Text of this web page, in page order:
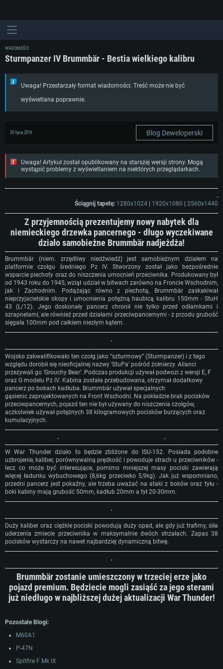
WIADOMOŚCI
Sturmpanzer IV Brummbär - Bestia wielkiego kalibru
Uwaga! Przestarzały format wiadomości. Treść może nie być
wyświetlana poprawnie.
20 lipca 2016 Blog Deweloperski
Uwaga! Artykuł został opublikowany na starszej wersji strony. Mogą
wystąpić problemy z wyświetlaniem na niektórych przeglądarkach.
Ściągnij tapetę: 1280x1024 1920x1080 2560x1440
Z przyjemnością prezentujemy nowy nabytek dla
niemieckiego drzewka pancernego - długo wyczekiwane
działo samobieżne Brummbär nadjeżdża!​
Brummbär (niem. zrzędliwy niedźwiedź) jest samobieżnym działem na
platformie czołgu średniego Pz IV. Stworzony został jako bezpośrednie
wsparcie piechoty oraz do niszczenia umocnień przeciwnika. Produkowany był
od 1943 roku do 1945, wziął udział w bitwach zarówno na Froncie Wschodnim,
jak i Zachodnim. Podążając równo z piechotą, Brummbär zaskakiwał
nieprzyjacielskie okopy i umocnienia potężną haubicą kalibru 150mm - StuH
43 (L/12). Jego doskonały pancerz chronił nie tylko przed odłamkami i
szrapnelami, ale również przed działami przeciwpancernymi - z przodu grubość
sięgała 100mm pod całkiem niezłym kątem.
Wojsko zakwalifikowało ten czołg jako “szturmowy” (Sturmpanzer) i z tego
względu dorobił się nieoficjalnej nazwy ‘StuPa’ pośród żołnierzy. Alianci
przezywali go ‘Grouchy Bear’. Podczas produkcji używał podwozi z wersji E, F
oraz G modelu Pz IV. Kabina została przebudowana, otrzymał dodatkowy
pancerz po bokach kadłuba. Brummbär używał specjalnych
gąsienic zaprojektowanych na Front Wschodni. Na pokładzie brak pocisków
przeciwpancernych, pojazd ten nie był używany do niszczenia czołgów,
aczkolwiek używał potężnych 38 kilogramowych pocisków burzących oraz
kumulacyjnych.
W War Thunder działo to będzie zbliżone do ISU-152. Posiada podobne
uzbrojenie, kaliber, porównywalną prędkość i powoduje strach u przeciwników -
lecz co może być interesujące, pomimo mniejszej masy pociski zawierają
więcej ładunku wybuchowego (8,6kg przeciwko 5,9kg). Jak już wspomniano,
przedni pancerz jest pokaźny, ale trzeba uważać na ataki z boków oraz tyłu -
boki kabiny mają grubość 50mm, kadłub 20mm a tył 20-30mm.
Duży kaliber oraz ciężkie pociski powodują duży opad, ale gdy już trafimy, siła
uderzenia zmiecie przeciwnika w maksymalnie dwóch strzałach. Zapas 38
pocisków wystarczy na nawet najbardziej dynamiczną bitwę.
Brummbär zostanie umieszczony w trzeciej erze jako
pojazd premium. Będziecie mogli zasiąść za jego sterami
już niedługo w najbliższej dużej aktualizacji War Thunder!​
Pozostałe Blogi:
M60A1
P-47N
Spitfire F Mk IX